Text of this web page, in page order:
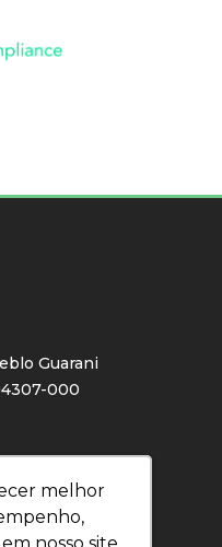
melhor
melhor
Guarani
000